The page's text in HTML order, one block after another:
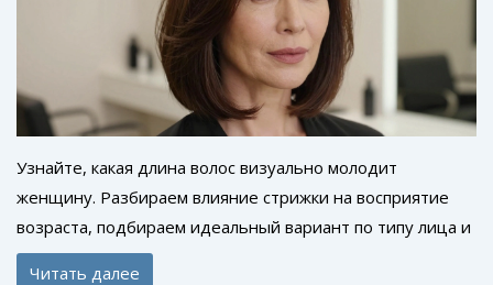
Узнайте, какая длина волос визуально молодит
женщину. Разбираем влияние стрижки на восприятие
возраста, подбираем идеальный вариант по типу лица и
обсуждаем роль челки и текстуры.
Читать далее